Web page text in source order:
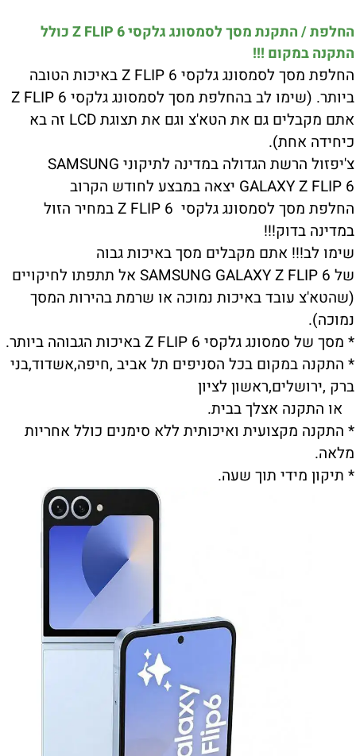
החלפת / התקנת מסך לסמסונג גלקסי Z FLIP 6 כולל
התקנה במקום !!!
החלפת מסך לסמסונג גלקסי Z FLIP 6 באיכות הטובה
אתם מקבלים גם את הטא'צ וגם את תצוגת LCD זה בא
כיחידה אחת).
צ'יפזול הרשת הגדולה במדינה לתיקוני SAMSUNG
GALAXY Z FLIP 6 יצאה במבצע לחודש הקרוב
החלפת מסך לסמסונג גלקסי Z FLIP 6 במחיר הזול
במדינה בדוק!!!
שימו לב!!! אתם מקבלים מסך באיכות גבוה
של SAMSUNG GALAXY Z FLIP 6 אל תתפתו לחיקויים
(שהטא'צ עובד באיכות נמוכה או שרמת בהירות המסך
נמוכה).
* מסך של סמסונג גלקסי Z FLIP 6 באיכות הגבוהה ביותר.
* התקנה במקום בכל הסניפים תל אביב ,חיפה,אשדוד,בני
ברק ,ירושלים,ראשון לציון
או התקנה אצלך בבית.
* התקנה מקצועית ואיכותית ללא סימנים כולל אחריות
מלאה.
* תיקון מידי תוך שעה.